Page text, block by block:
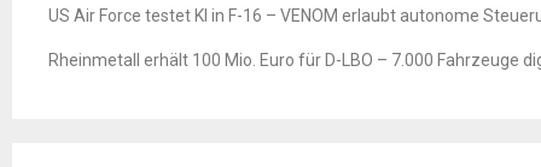
US Air Force testet KI in F-16 – VENOM erlaubt autonome
Rheinmetall erhält 100 Mio. Euro für D-LBO – 7.000 Fahrzeuge